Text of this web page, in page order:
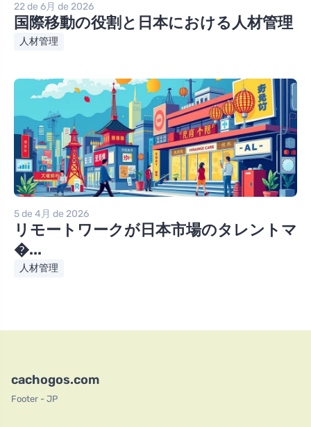
22 de 6月 de 2026
国際移動の役割と日本における人材管理
人材管理
5 de 4月 de 2026
リモートワークが日本市場のタレントマ
�...
人材管理
cachogos.com
Footer - JP